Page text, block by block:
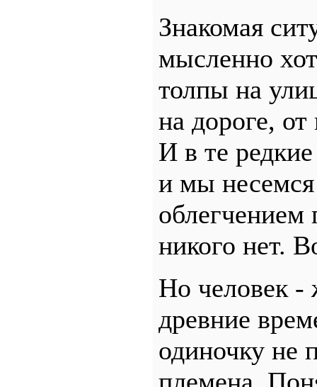
Знакомая
мысленно
толпы на
на дороге,
И в те
и мы
никого нет.
Но человек -
древние
одиночку не
племена.